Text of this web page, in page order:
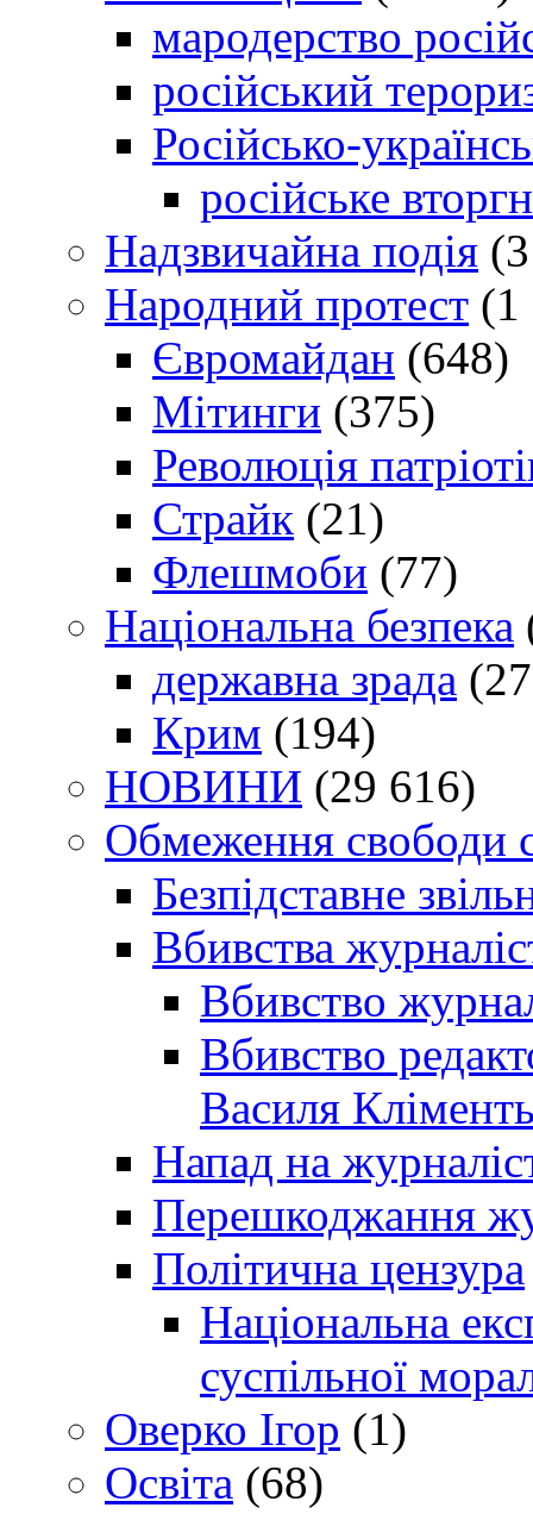
мародерство
російський
Російсько-
російське
Надзвичайна подія
Народний протест (1
Євромайдан (648)
Мітинги (375)
Революція
Страйк (21)
Флешмоби (77)
Національна безпека
державна зрада
Крим (194)
НОВИНИ (29 616)
Обмеження свободи
Безпідставне
Вбивства
Вбивство
Вбивство
Василя
Напад на
Перешкоджання
Політична цензура
Національна
суспільної
Оверко Ігор (1)
Освіта (68)